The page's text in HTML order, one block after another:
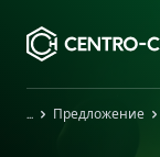
ГлавнаяПредложение